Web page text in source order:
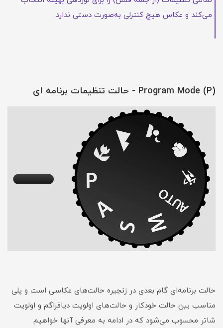
می‌کند و عکاس هیچ کنترلی به‌صورت دستی ندارد.
Program Mode (P) - حالت تنظیمات برنامه ای
حالت برنامه‌ای گام بعدی در زنجیره حالت‌های عکاسی است و پلی
مناسب بین حالت خودکار و حالت‌های اولویت دیافراگم و اولویت
شاتر محسوب می‌شود که در ادامه به معرفی آنها خواهیم